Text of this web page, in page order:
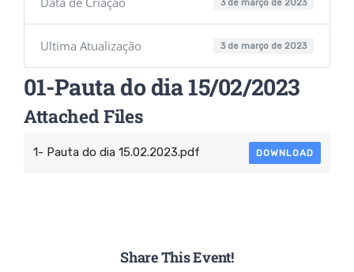
3 de março de 2023
Ultima Atualização 3 de março de 2023
01-Pauta do dia 15/02/2023
Attached Files
1- Pauta do dia 15.02.2023.pdf DOWNLOAD
Share This Event!